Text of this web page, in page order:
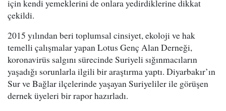
için kendi yemeklerini de onlara yedirdiklerine dikkat
çekildi.
2015 yılından beri toplumsal cinsiyet, ekoloji ve hak
temelli çalışmalar yapan Lotus Genç Alan Derneği,
koronavirüs salgını sürecinde Suriyeli sığınmacıların
yaşadığı sorunlarla ilgili bir araştırma yaptı. Diyarbakır’ın
Sur ve Bağlar ilçelerinde yaşayan Suriyeliler ile görüşen
dernek üyeleri bir rapor hazırladı.